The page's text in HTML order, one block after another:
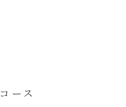
ース